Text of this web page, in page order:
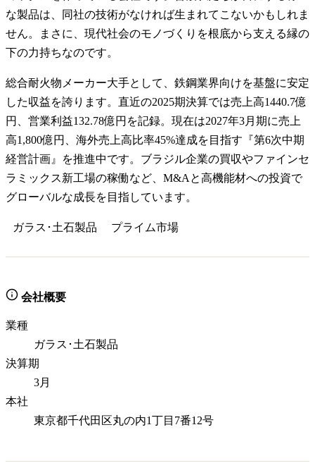
な製品は、同社の技術がなければ生まれてこないかもしれま
せん。まさに、現代社会のモノづくりを根底から支える縁の
下の力持ちなのです。
総合耐火物メーカー大手として、鉄鋼業界向けを基盤に安定
した収益を誇ります。直近の2025期決算では売上高1440.7億
円、営業利益132.78億円を記録。現在は2027年3月期に売上
高1,800億円、海外売上高比率45%達成を目指す『第6次中期
経営計画』を推進中です。ブラジル企業の買収やファインセ
ラミックス新工場の稼働など、M&Aと高機能材への投資で
グローバルな成長を目指しています。
ガラス･土石製品 プライム市場
会社概要
業種
ガラス･土石製品
決算期
3月
本社
東京都千代田区丸の内1丁目7番12号